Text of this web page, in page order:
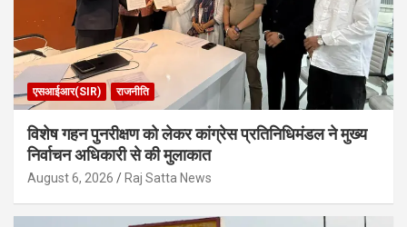
एसआईआर(SIR) राजनीति
विशेष गहन पुनरीक्षण को लेकर कांग्रेस प्रतिनिधिमंडल ने मुख्य
निर्वाचन अधिकारी से की मुलाकात
August 6, 2026 Raj Satta News